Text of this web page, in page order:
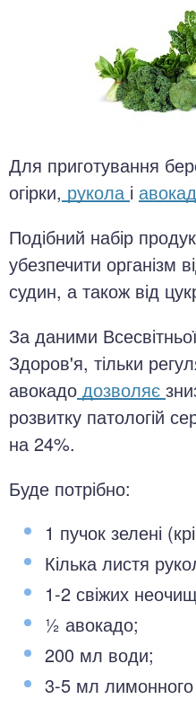
Для приготування
огірки, рукола і
Подібний набір
убезпечити організм
судин, а також від
За даними
Здоров'я, тільки
авокадо дозволяє
розвитку патологій
на 24%.
Буде потрібно:
1 пучок зелені
Кілька листя
1-2 свіжих
½ авокадо;
200 мл води;
3-5 мл лимонного